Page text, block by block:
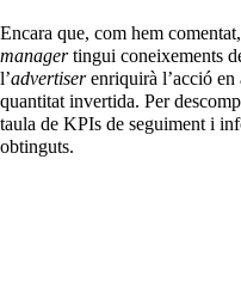
Encara que, com hem
managertingui coneixements
l’advertiserenriquirà l’acció
quantitat invertida. Per
taula de KPIs de seguiment i
obtinguts.